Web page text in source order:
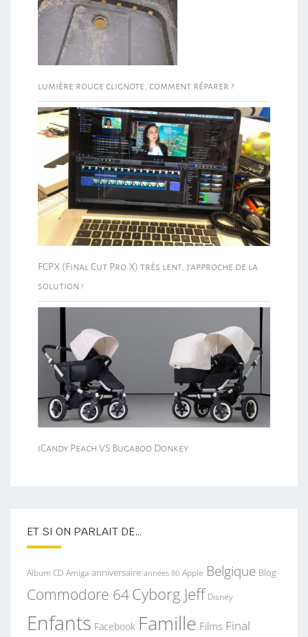
lumière rouge clignote, comment réparer ?
FCPX (Final Cut Pro X) très lent, j’approche de la
solution !
iCandy Peach VS Bugaboo Donkey
ET SI ON PARLAIT DE…
Album CD Amiga anniversaire années 80 Apple Belgique Blog
Commodore 64Cyborg Jeff Disney
Enfants Facebook Famille Films Final